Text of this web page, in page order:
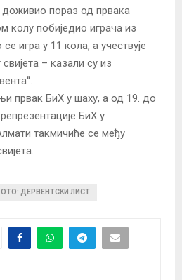
доживио пораз од првака
колу побиједио играча из
игра у 11 кола, а учествује
– казали су из
првак БиХ у шаху, а од 19. до
БиХ у
такмичиће се међу
ДЕРВЕНТСКИ ЛИСТ